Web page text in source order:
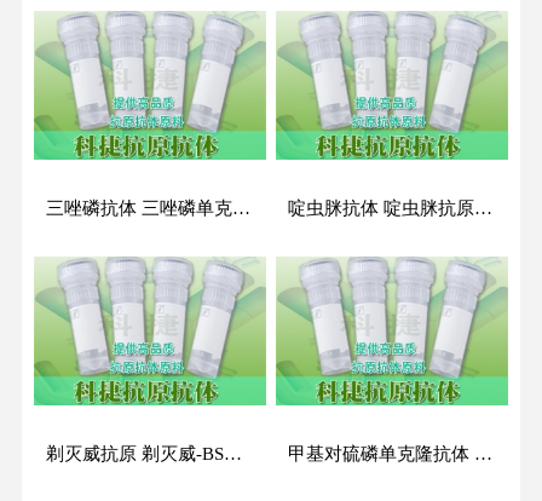
三唑磷抗体 三唑磷单克隆抗体 三唑磷抗原抗体 啶虫脒抗体 啶虫脒抗原抗体 啶虫脒单抗 啶虫脒单克隆抗体 AAP抗体
剃灭威抗原 剃灭威-BSA抗原 甲基对硫磷单克隆抗体 甲基对硫磷抗原抗体 甲基对硫磷抗体 MP抗体